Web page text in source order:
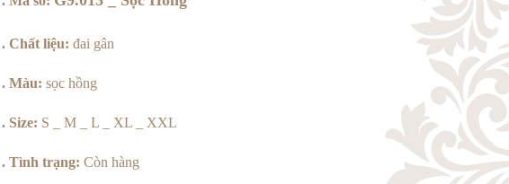
Sọc
Hồng
. Chất liệu:đai gân
. Màu:sọc hồng
. Size: S _ M _ L _ XL _ XXL
. Tình trạng:Còn hàng